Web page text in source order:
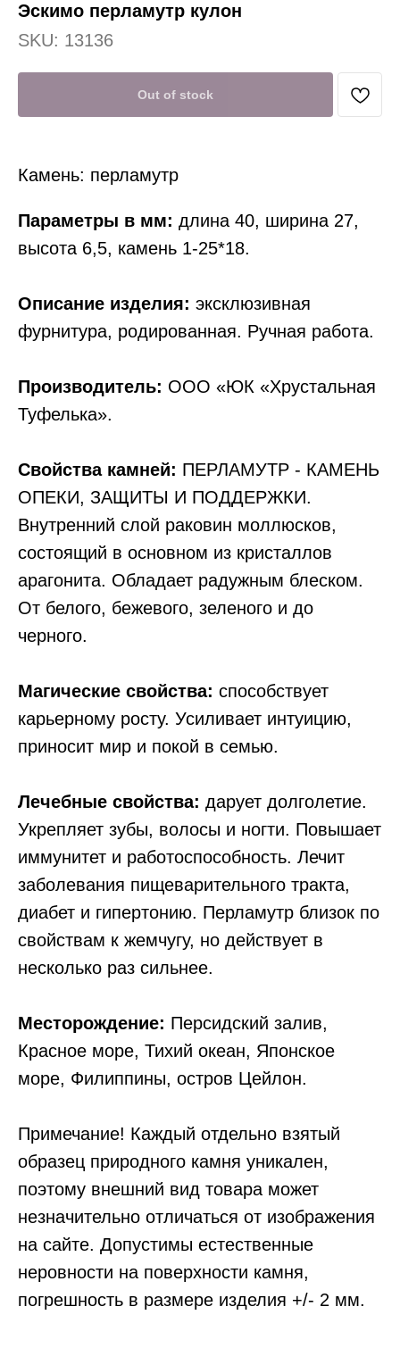
Эскимо перламутр кулон
SKU: 13136
Out of stock
Параметры в мм: длина 40, ширина 27,
высота 6,5, камень 1-25*18.
Описание изделия: эксклюзивная
фурнитура, родированная. Ручная работа.
Производитель: ООО «ЮК «Хрустальная
Туфелька».
Свойства камней: ПЕРЛАМУТР - КАМЕНЬ
ОПЕКИ, ЗАЩИТЫ И ПОДДЕРЖКИ.
Внутренний слой раковин моллюсков,
состоящий в основном из кристаллов
арагонита. Обладает радужным блеском.
От белого, бежевого, зеленого и до
черного.
Магические свойства: способствует
карьерному росту. Усиливает интуицию,
приносит мир и покой в семью.
Лечебные свойства: дарует долголетие.
Укрепляет зубы, волосы и ногти. Повышает
иммунитет и работоспособность. Лечит
заболевания пищеварительного тракта,
диабет и гипертонию. Перламутр близок по
свойствам к жемчугу, но действует в
несколько раз сильнее.
Месторождение: Персидский залив,
Красное море, Тихий океан, Японское
море, Филиппины, остров Цейлон.
Примечание! Каждый отдельно взятый
образец природного камня уникален,
поэтому внешний вид товара может
незначительно отличаться от изображения
на сайте. Допустимы естественные
неровности на поверхности камня,
погрешность в размере изделия +/- 2 мм.
Камень: перламутр